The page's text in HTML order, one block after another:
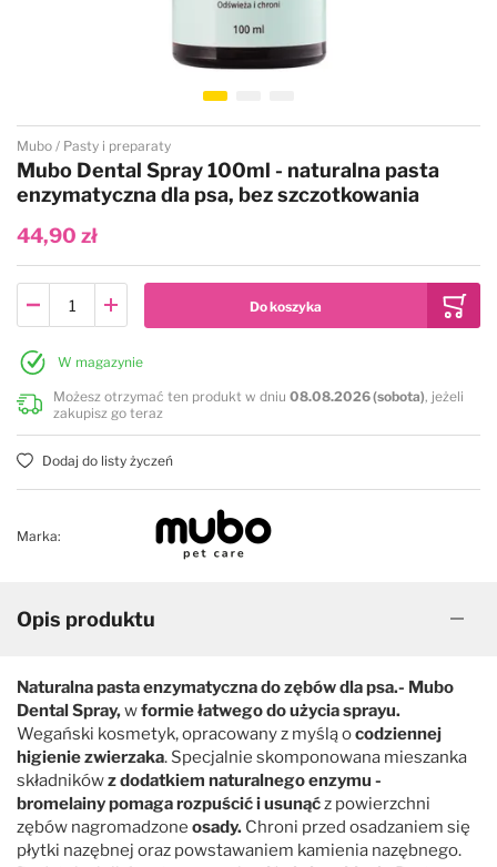
Przejdź na początek galerii
Mubo Pasty i preparaty
Mubo Dental Spray 100ml - naturalna pasta
enzymatyczna dla psa, bez szczotkowania
44,90 zł
W magazynie
Możesz otrzymać ten produkt w dniu08.08.2026 (sobota), jeżeli
zakupisz go teraz
Dodaj do listy życzeń
Marka:
Opis produktu
Naturalna pasta enzymatyczna do zębów dla psa.- Mubo
Dental Spray,wformie łatwego do użycia sprayu.
Wegański kosmetyk, opracowany z myślą ocodziennej
higienie zwierzaka. Specjalnie skomponowana mieszanka
składnikówz dodatkiem naturalnego enzymu -
bromelainypomaga rozpuścić i usunąćz powierzchni
zębów nagromadzone osady. Chroni przed osadzaniem się
płytki nazębnej oraz powstawaniem kamienia nazębnego.